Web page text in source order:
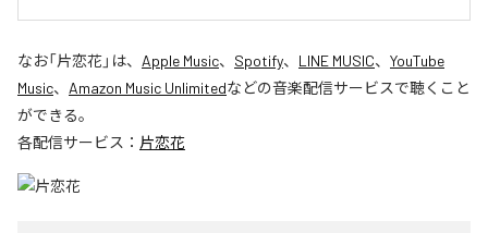
なお「片恋花」は、 Apple Music、 Spotify、 LINE MUSIC、 YouTube
Music、 Amazon Music Unlimitedなどの音楽配信サービスで聴くこと
ができる。
各配信サービス： 片恋花